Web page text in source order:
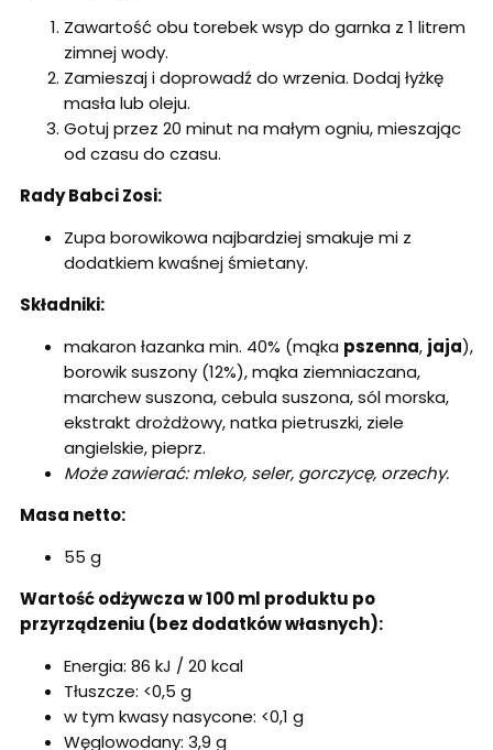
Zawartość obu torebek wsyp do garnka z 1 litrem
zimnej wody.
Zamieszaj i doprowadź do wrzenia. Dodaj łyżkę
masła lub oleju.
Gotuj przez 20 minut na małym ogniu, mieszając
od czasu do czasu.
Rady Babci Zosi:
Zupa borowikowa najbardziej smakuje mi z
dodatkiem kwaśnej śmietany.
Składniki:
makaron łazanka min. 40% (mąka pszenna, jaja),
borowik suszony (12%), mąka ziemniaczana,
marchew suszona, cebula suszona, sól morska,
ekstrakt drożdżowy, natka pietruszki, ziele
angielskie, pieprz.
Może zawierać: mleko, seler, gorczycę, orzechy.
Masa netto:
55 g
Wartość odżywcza w 100 ml produktu po
przyrządzeniu (bez dodatków własnych):
Energia: 86 kJ / 20 kcal
Tłuszcze: <0,5 g
w tym kwasy nasycone: <0,1 g
Węglowodany: 3,9 g